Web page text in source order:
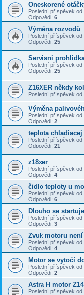
Oneskorené
Poslední příspěvek od
Odpovědi: 6
Výměna rozvodů
Poslední příspěvek od
Odpovědi: 25
Servisni
Poslední příspěvek od
Odpovědi: 25
Z16XER někdy
Poslední příspěvek od
Výměna
Poslední příspěvek od
Odpovědi: 2
teplota chladiacej
Poslední příspěvek od
Odpovědi: 21
z18xer
Poslední příspěvek od
Odpovědi: 4
čidlo teploty u
Poslední příspěvek od
Odpovědi: 6
Dlouho se
Poslední příspěvek od
Odpovědi: 3
Zvuk motoru
Poslední příspěvek od
Odpovědi: 4
Motor se vytočí
Poslední příspěvek od
Odpovědi: 2
Astra H motor
Poslední příspěvek od